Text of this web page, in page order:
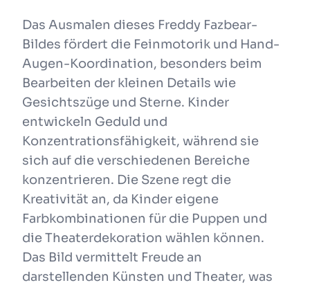
Das Ausmalen dieses Freddy Fazbear-
Bildes fördert die Feinmotorik und Hand-
Augen-Koordination, besonders beim
Bearbeiten der kleinen Details wie
Gesichtszüge und Sterne. Kinder
entwickeln Geduld und
Konzentrationsfähigkeit, während sie
sich auf die verschiedenen Bereiche
konzentrieren. Die Szene regt die
Kreativität an, da Kinder eigene
Farbkombinationen für die Puppen und
die Theaterdekoration wählen können.
Das Bild vermittelt Freude an
darstellenden Künsten und Theater, was